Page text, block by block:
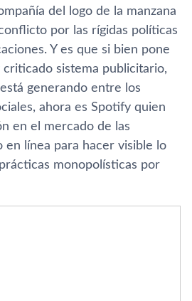
del logo de la manzana
por las rígidas políticas
Y es que si bien pone
criticado sistema publicitario,
generando entre los
ahora es Spotify quien
en el mercado de las
en línea para hacer visible lo
monopolísticas por